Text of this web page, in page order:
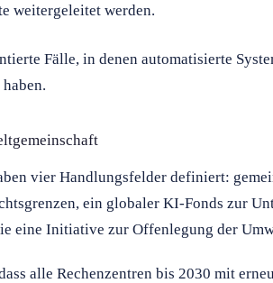
weitergeleitet werden.
Fälle, in denen automatisierte
vier Handlungsfelder definiert:
ein globaler KI-Fonds zur
eine Initiative zur Offenlegung der
alle Rechenzentren bis 2030 mit